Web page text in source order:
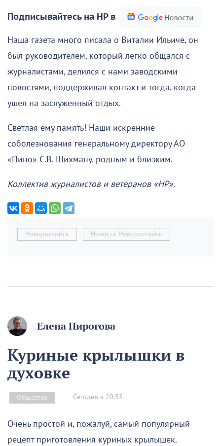
Подписывайтесь на НР в
Наша газета много писала о Виталии Ильиче, он
был руководителем, который легко общался с
журналистами, делился с нами заводскими
новостями, поддерживал контакт и тогда, когда
ушел на заслуженный отдых.
Светлая ему память! Наши искренние
соболезнования генеральному директору АО
«Пино» С.В. Шихману, родным и близким.
Коллектив журналистов и ветеранов «НР».
Новороссийск Новости Новороссийск
Елена Пирогова
Куриные крылышки в
духовке
Общество Сегодня в 20:35
Очень простой и, пожалуй, самый популярный
рецепт приготовления куриных крылышек.